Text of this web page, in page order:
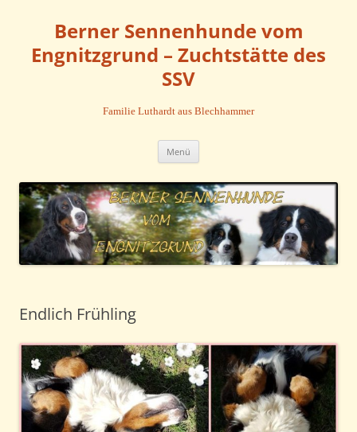
springenBerner Sennenhunde vom
Engnitzgrund – Zuchtstätte des
SSV
Familie Luthardt aus Blechhammer
Menü
Endlich Frühling